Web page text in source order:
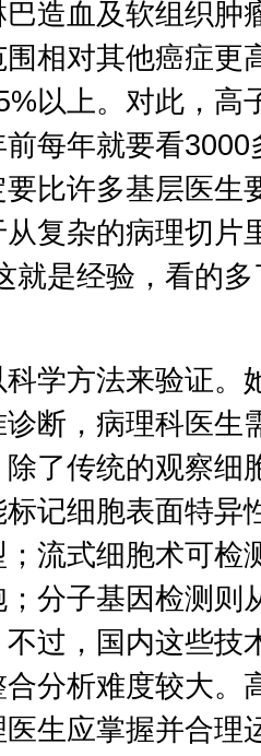
造血及软组织肿
相对其他癌症更
以上。对此，高
每年就要看3000
比许多基层医生
复杂的病理切片
就是经验，看的
学方法来验证。
断，病理科医生
了传统的观察细
记细胞表面特异
流式细胞术可检
分子基因检测则
过，国内这些技
分析难度较大。
生应掌握并合理